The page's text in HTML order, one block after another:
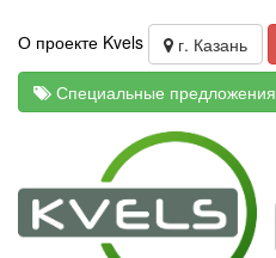
О проекте Kvels г. Казань
Специальные предложения